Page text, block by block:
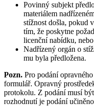
Povinný subjekt
materiálem
stížnost došla, pokud
tím, že poskytne
licenční nabídku,
Nadřízený orgán o
mu byla předložena.
Pozn. Pro podání
formulář. Opravný
protokolu. Z podání musí
rozhodnutí je podání